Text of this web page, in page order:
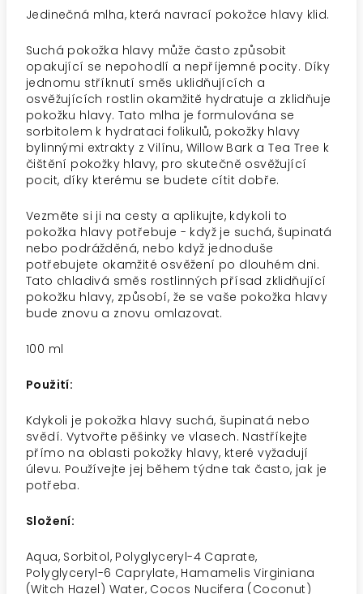
Jedinečná mlha, která navrací pokožce hlavy klid.
Suchá pokožka hlavy může často způsobit
opakující se nepohodlí a nepříjemné pocity. Díky
jednomu stříknutí směs uklidňujících a
osvěžujících rostlin okamžitě hydratuje a zklidňuje
pokožku hlavy. Tato mlha je formulována se
sorbitolem k hydrataci folikulů, pokožky hlavy
bylinnými extrakty z Vilínu, Willow Bark a Tea Tree k
čištění pokožky hlavy, pro skutečně osvěžující
pocit, díky kterému se budete cítit dobře.
Vezměte si ji na cesty a aplikujte, kdykoli to
pokožka hlavy potřebuje - když je suchá, šupinatá
nebo podrážděná, nebo když jednoduše
potřebujete okamžité osvěžení po dlouhém dni.
Tato chladivá směs rostlinných přísad zklidňující
pokožku hlavy, způsobí, že se vaše pokožka hlavy
bude znovu a znovu omlazovat.
100 ml
Použití:
Kdykoli je pokožka hlavy suchá, šupinatá nebo
svědí. Vytvořte pěšinky ve vlasech. Nastříkejte
přímo na oblasti pokožky hlavy, které vyžadují
úlevu. Používejte jej během týdne tak často, jak je
potřeba.
Složení:
Aqua, Sorbitol, Polyglyceryl-4 Caprate,
Polyglyceryl-6 Caprylate, Hamamelis Virginiana
(Witch Hazel) Water, Cocos Nucifera (Coconut)